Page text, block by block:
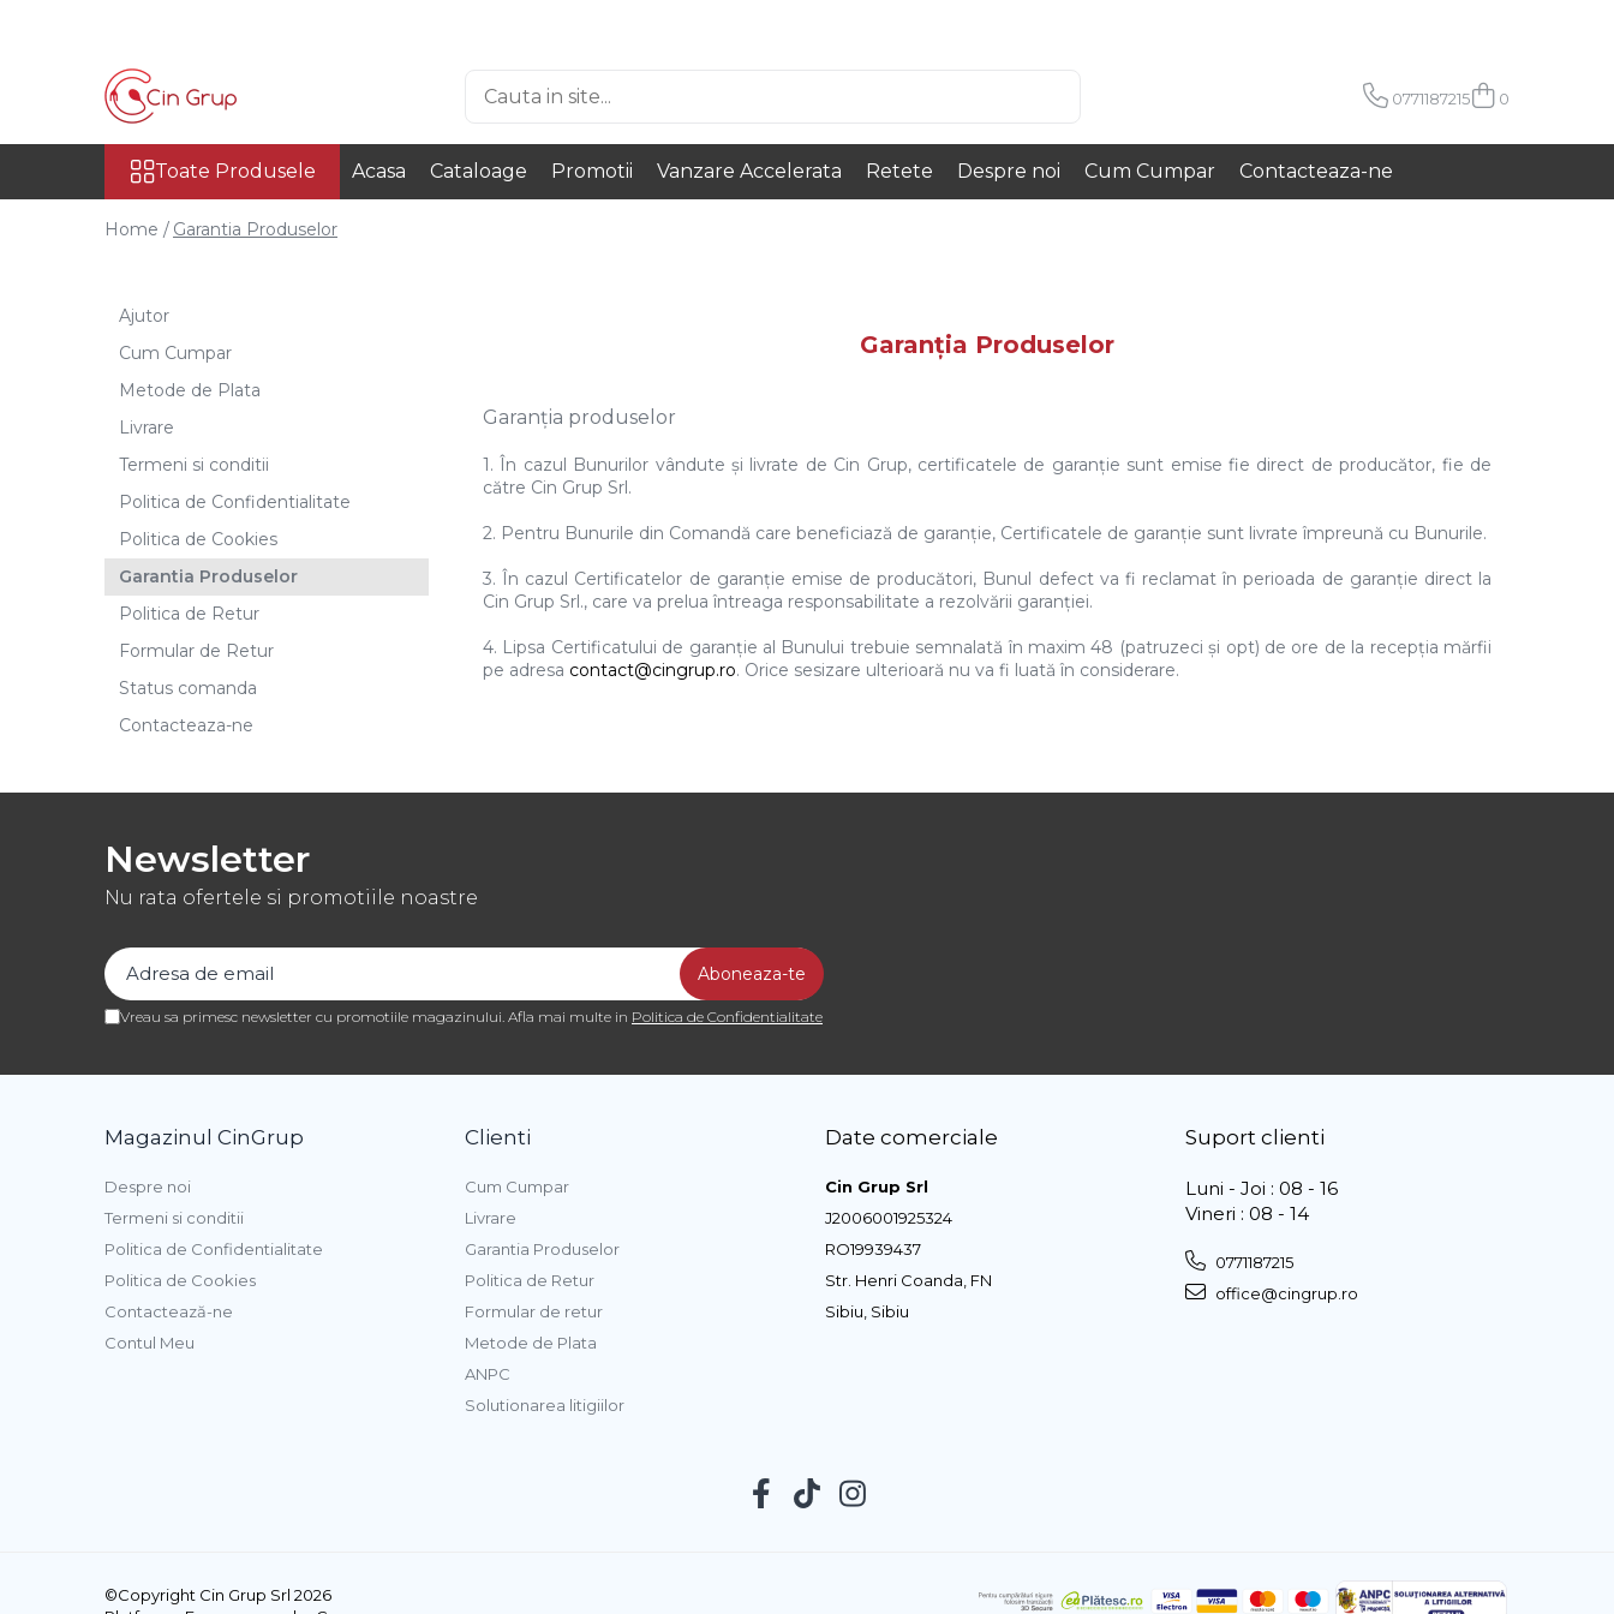
Toate Produsele
Ciocolata Veritabila
Ciocolata Surogat
Materii Prime
Cacao DeZaan
Cacao Barry Callebaut
Ciocolata Calda
Unt de Cacao
Mixuri Pudra
Mixuri Pudra Crema Vanilie
Mixuri Pudra Cofetarie
Fructe Liofilizate
Fructe Confiate
Compot si Cocktail
Aroma Vanilie
Aroma Lamaie
Crocant / Crumble
Lapte Condensat
Spray Antilipire Tavi
Creme Crocante
0771187215 0
Toate Produsele Acasa Cataloage Promotii Vanzare Accelerata Retete Despre noi Cum Cumpar Contacteaza-ne
Home / Garantia Produselor
Garanția Produselor
Garanția produselor
1. În cazul Bunurilor vândute și livrate de Cin Grup, certificatele de garanție sunt emise fie direct de producător, fie de
către Cin Grup Srl.
2. Pentru Bunurile din Comandă care beneficiază de garanție, Certificatele de garanție sunt livrate împreună cu Bunurile.
3. În cazul Certificatelor de garanție emise de producători, Bunul defect va fi reclamat în perioada de garanție direct la
Cin Grup Srl., care va prelua întreaga responsabilitate a rezolvării garanției.
4. Lipsa Certificatului de garanție al Bunului trebuie semnalată în maxim 48 (patruzeci și opt) de ore de la recepția mărfii
pe adresa contact@cingrup.ro. Orice sesizare ulterioară nu va fi luată în considerare.
Ajutor
Cum Cumpar
Metode de Plata
Livrare
Termeni si conditii
Politica de Confidentialitate
Politica de Cookies
Garantia Produselor
Politica de Retur
Formular de Retur
Status comanda
Contacteaza-ne
Newsletter
Nu rata ofertele si promotiile noastre
Vreau sa primesc newsletter cu promotiile magazinului. Afla mai multe in Politica de Confidentialitate
Magazinul CinGrup
Despre noi
Termeni si conditii
Politica de Confidentialitate
Politica de Cookies
Contactează-ne
Contul Meu
Clienti
Cum Cumpar
Livrare
Garantia Produselor
Politica de Retur
Formular de retur
Metode de Plata
ANPC
Solutionarea litigiilor
Date comerciale
Cin Grup Srl
J2006001925324
RO19939437
Str. Henri Coanda, FN
Sibiu, Sibiu
Suport clienti
Luni - Joi : 08 - 16
Vineri : 08 - 14
0771187215
office@cingrup.ro
©Copyright Cin Grup Srl 2026